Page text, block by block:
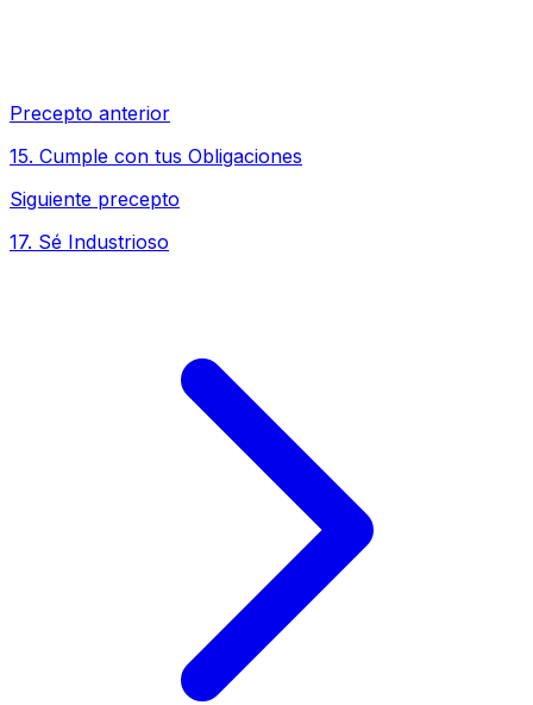
Precepto anterior
15. Cumple con tus Obligaciones
Siguiente precepto
17. Sé Industrioso